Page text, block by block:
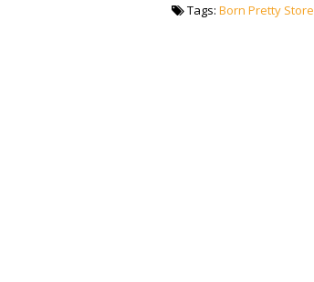
Tags: Born Pretty Store